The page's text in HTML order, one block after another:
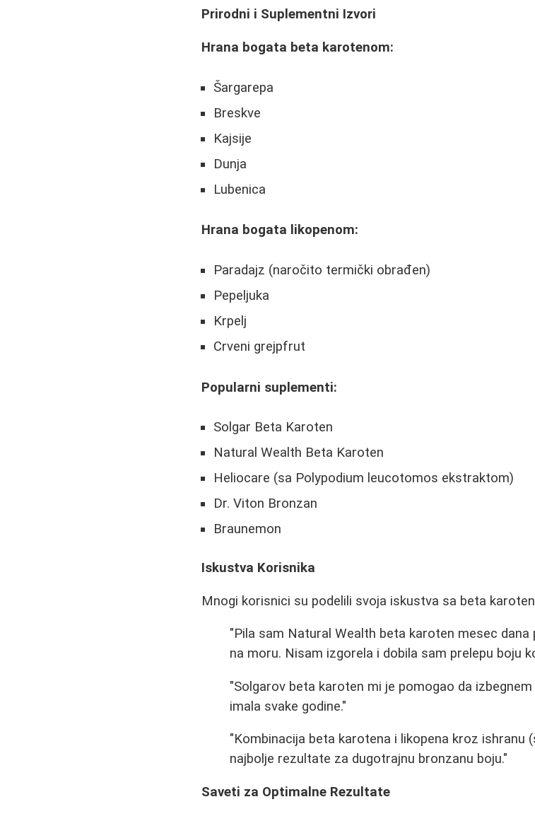
Prirodni i Suplementni Izvori
Hrana bogata beta karotenom:
Šargarepa
Breskve
Kajsije
Dunja
Lubenica
Hrana bogata likopenom:
Paradajz (naročito termički obrađen)
Pepeljuka
Krpelj
Crveni grejpfrut
Popularni suplementi:
Solgar Beta Karoten
Natural Wealth Beta Karoten
Heliocare (sa Polypodium leucotomos ekstraktom)
Dr. Viton Bronzan
Braunemon
Iskustva Korisnika
Mnogi korisnici su podelili svoja iskustva sa beta
"Pila sam Natural Wealth beta karoten mesec
na moru. Nisam izgorela i dobila sam prelepu boju
"Solgarov beta karoten mi je pomogao da
imala svake godine."
"Kombinacija beta karotena i likopena kroz ishranu
najbolje rezultate za dugotrajnu bronzanu boju."
Saveti za Optimalne Rezultate